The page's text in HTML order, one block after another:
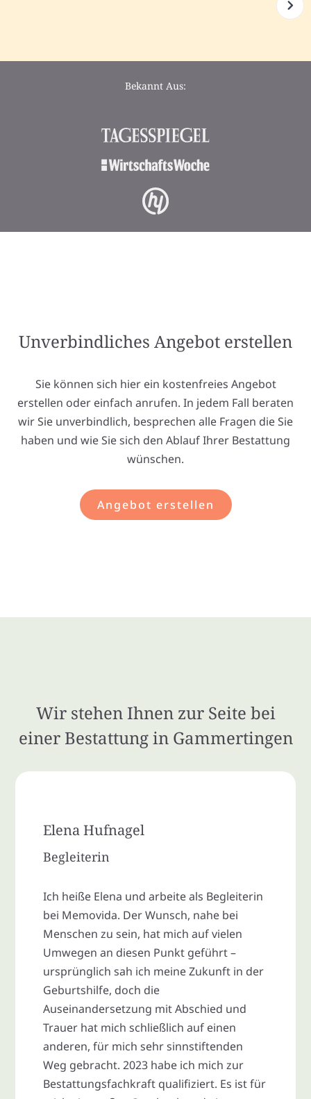
Bekannt Aus:
Unverbindliches Angebot erstellen
Sie können sich hier ein kostenfreies Angebot
erstellen oder einfach anrufen. In jedem Fall beraten
wir Sie unverbindlich, besprechen alle Fragen die Sie
haben und wie Sie sich den Ablauf Ihrer Bestattung
wünschen.
Angebot erstellen
Wir stehen Ihnen zur Seite bei
einer Bestattung in Gammertingen
Elena Hufnagel
Begleiterin
Ich heiße Elena und arbeite als Begleiterin
bei Memovida. Der Wunsch, nahe bei
Menschen zu sein, hat mich auf vielen
Umwegen an diesen Punkt geführt –
ursprünglich sah ich meine Zukunft in der
Geburtshilfe, doch die
Auseinandersetzung mit Abschied und
Trauer hat mich schließlich auf einen
anderen, für mich sehr sinnstiftenden
Weg gebracht. 2023 habe ich mich zur
Bestattungsfachkraft qualifiziert. Es ist für